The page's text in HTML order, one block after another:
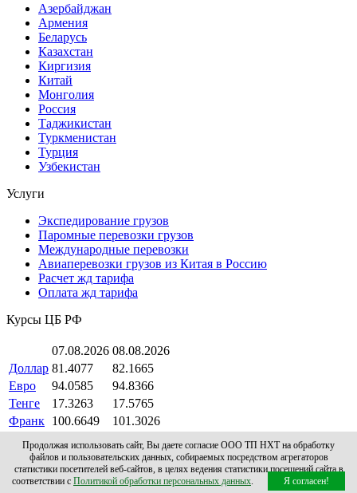
Азербайджан
Армения
Беларусь
Казахстан
Киргизия
Китай
Монголия
Россия
Таджикистан
Туркменистан
Турция
Узбекистан
Услуги
Экспедирование грузов
Паромные перевозки грузов
Международные перевозки
Авиаперевозки грузов из Китая в Россию
Расчет жд тарифа
Оплата жд тарифа
Курсы ЦБ РФ
07.08.2026 08.08.2026
Доллар 81.4077
82.1665
Евро
94.0585
94.8366
Тенге
17.3263
17.5765
Франк 100.6649 101.3026
© 2010- 2026 Все права защищены. ООО Транспортное
предприятие "Нефтехимтранс"
▲
Продолжая использовать сайт, Вы даете согласие ООО ТП НХТ на обработку
файлов и пользовательских данных, собираемых посредством агрегаторов
статистики посетителей веб-сайтов, в целях ведения статистики посещений сайта в
соответствии с Политикой обработки персональных данных. Я согласен!